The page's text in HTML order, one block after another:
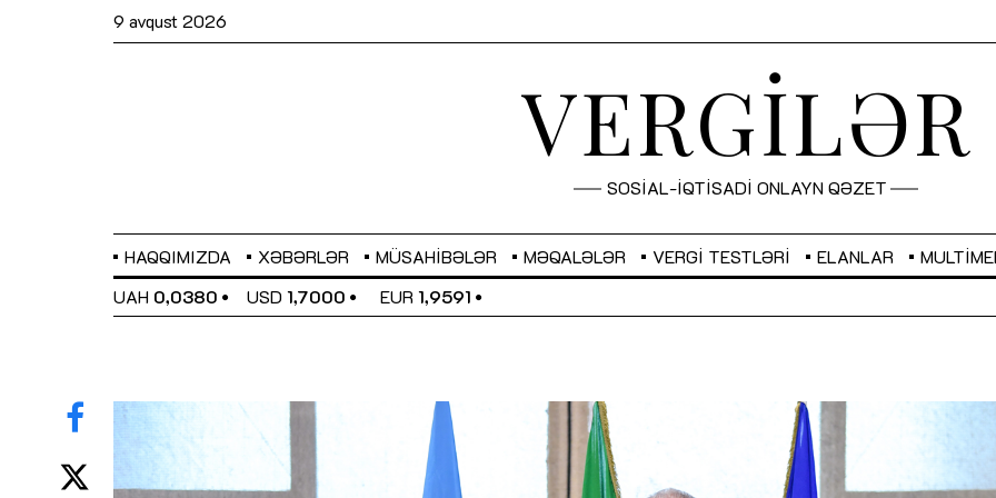
9 avqust 2026
VERGİLƏR
SOSİAL-İQTİSADİ ONLAYN QƏZET
HAQQIMIZDA XƏBƏRLƏR MÜSAHIBƏLƏR MƏQALƏLƏR VERGI TESTLƏRI ELANLAR
UAH 0,0380 USD 1,7000 EUR 1,9591
Sahibkarlıq fəaliyyəti üçün inklüziv
imkanlar yaradan vergi təşviqləri
MƏQALƏ
“Düzgün kommunikasiyanın
real iş və sistemli fəaliyyət
MÜSAHİBƏ